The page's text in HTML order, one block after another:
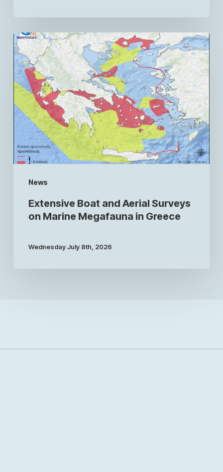
News
Extensive Boat and Aerial Surveys
on Marine Megafauna in Greece
Wednesday July 8th, 2026